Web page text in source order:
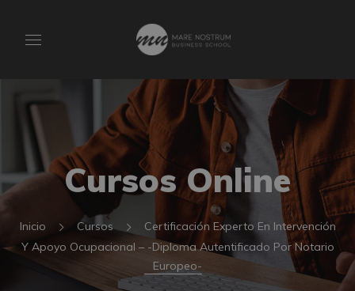
Cursos Online
Inicio Cursos
Certificación Experto En Intervención
Y Apoyo Ocupacional – -Diploma Autentificado Por Notario
Europeo-